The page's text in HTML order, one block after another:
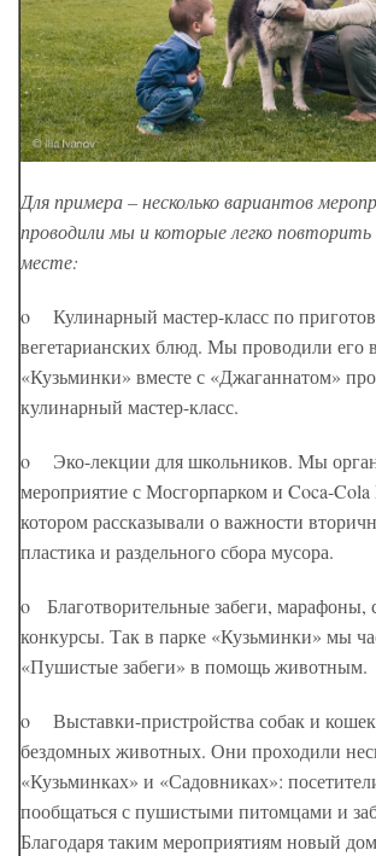
Для примера – несколько вариантов
проводили мы и которые легко
месте:
o Кулинарный мастер-класс по
вегетарианских блюд. Мы проводили его
«Кузьминки» вместе с «Джаганнатом»
кулинарный мастер-класс.
o Эко-лекции для школьников. Мы
мероприятие с Мосгорпарком и Coca-Cola
котором рассказывали о важности
пластика и раздельного сбора мусора.
o Благотворительные забеги, марафоны,
конкурсы. Так в парке «Кузьминки» мы
«Пушистые забеги» в помощь животным.
o Выставки-пристройства собак и
бездомных животных. Они проходили
«Кузьминках» и «Садовниках»:
пообщаться с пушистыми питомцами и
Благодаря таким мероприятиям новый